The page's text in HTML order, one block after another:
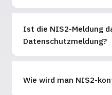
Ist die NIS2-Meldung
Datenschutzmeldung?
Wie wird man NIS2-